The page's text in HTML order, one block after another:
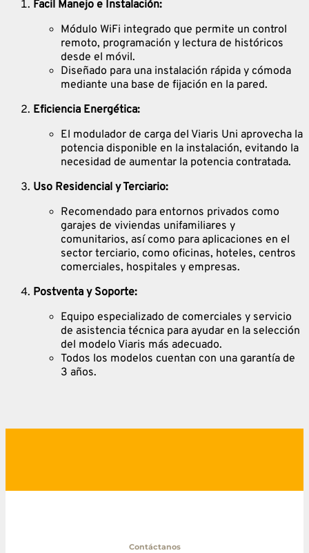
Facil Manejo e Instalación:
Módulo WiFi integrado que permite un control
remoto, programación y lectura de históricos
desde el móvil.
Diseñado para una instalación rápida y cómoda
mediante una base de fijación en la pared.
Eficiencia Energética:
El modulador de carga del Viaris Uni aprovecha la
potencia disponible en la instalación, evitando la
necesidad de aumentar la potencia contratada.
Uso Residencial y Terciario:
Recomendado para entornos privados como
garajes de viviendas unifamiliares y
comunitarios, así como para aplicaciones en el
sector terciario, como oficinas, hoteles, centros
comerciales, hospitales y empresas.
Postventa y Soporte:
Equipo especializado de comerciales y servicio
de asistencia técnica para ayudar en la selección
del modelo Viaris más adecuado.
Todos los modelos cuentan con una garantía de
3 años.
Contáctanos